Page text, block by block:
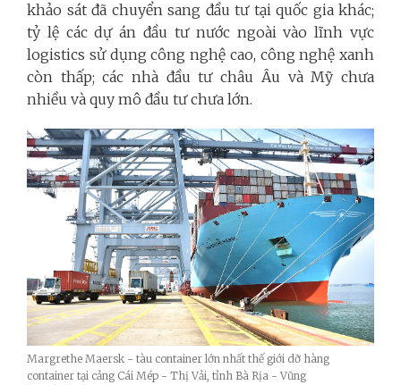
khảo sát đã chuyển sang đầu tư tại quốc gia khác;
tỷ lệ các dự án đầu tư nước ngoài vào lĩnh vực
logistics sử dụng công nghệ cao, công nghệ xanh
còn thấp; các nhà đầu tư châu Âu và Mỹ chưa
nhiều và quy mô đầu tư chưa lớn.
Margrethe Maersk - tàu container lớn nhất thế giới dỡ hàng
container tại cảng Cái Mép - Thị Vải, tỉnh Bà Rịa - Vũng